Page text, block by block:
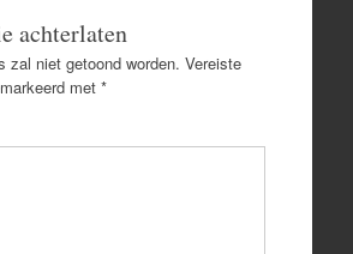
achterlaten
zal niet getoond worden. Vereiste
met *